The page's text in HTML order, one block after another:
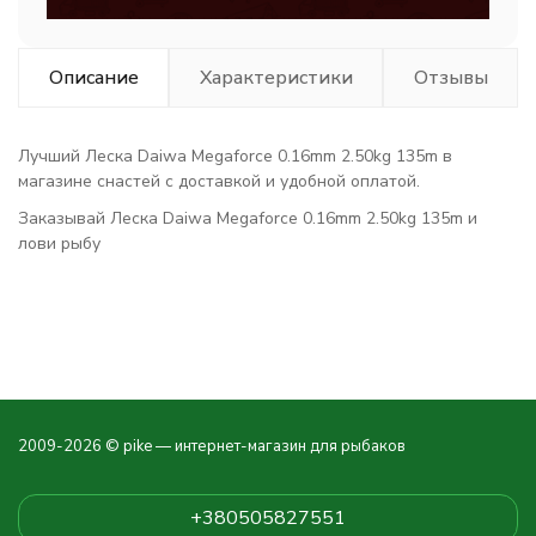
Описание Характеристики Отзывы
Лучший Леска Daiwa Megaforce 0.16mm 2.50kg 135m в
магазине снастей с доставкой и удобной оплатой.
Заказывай Леска Daiwa Megaforce 0.16mm 2.50kg 135m и
лови рыбу
2009-2026 © pike — интернет-магазин для рыбаков
+380505827551